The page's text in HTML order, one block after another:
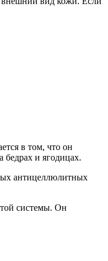
в том, что он
бедрах и ягодицах.
антицеллюлитных
системы. Он